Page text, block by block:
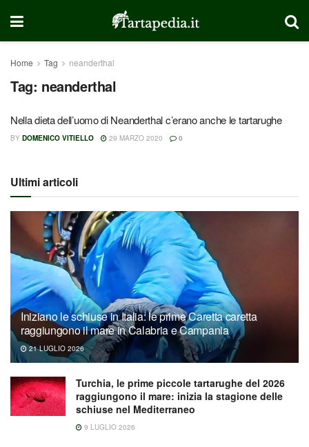
Home Tag neanderthal
Tag: neanderthal
Nella dieta dell’uomo di Neanderthal c’erano anche le tartarughe
BY DOMENICO VITIELLO 29 MARZO 2020 0
Ultimi articoli
Iniziano le schiuse in Italia: le prime Caretta caretta
raggiungono il mare in Calabria e Campania
21 LUGLIO 2026
Turchia, le prime piccole tartarughe del 2026
raggiungono il mare: inizia la stagione delle
schiuse nel Mediterraneo
9 LUGLIO 2026